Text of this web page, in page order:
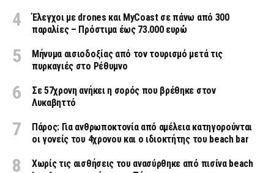
Έλεγχοι με drones και MyCoast σε πάνω από 300
παραλίες – Πρόστιμα έως 73.000 ευρώ
Μήνυμα αισιοδοξίας από τον τουρισμό μετά τις
πυρκαγιές στο Ρέθυμνο
Σε 57χρονη ανήκει η σορός που βρέθηκε στον
Λυκαβηττό
Πάρος: Για ανθρωποκτονία από αμέλεια κατηγορούνται
οι γονείς του 4χρονου και ο ιδιοκτήτης του beach bar
Χωρίς τις αισθήσεις του ανασύρθηκε από πισίνα beach